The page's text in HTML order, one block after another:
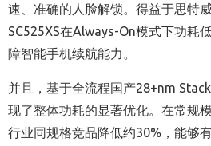
速、准确的人脸解锁。得益于思特
SC525XS在Always-On模式下功耗
障智能手机续航能力。
并且，基于全流程国产28+nm
现了整体功耗的显著优化。在常规
行业同规格竞品降低约30%，能够